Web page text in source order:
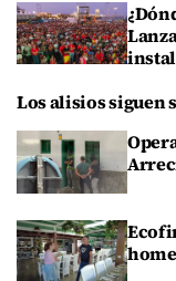
Los alisios siguen